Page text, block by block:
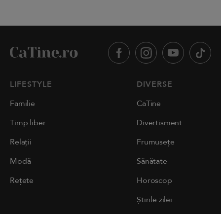
LIFESTYLE
Familie
Timp liber
Relații
Modă
Rețete
DIVERSE
CaTine
Divertisment
Frumusețe
Sănătate
Horoscop
Știrile zilei